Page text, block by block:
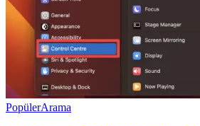
PopülerArama